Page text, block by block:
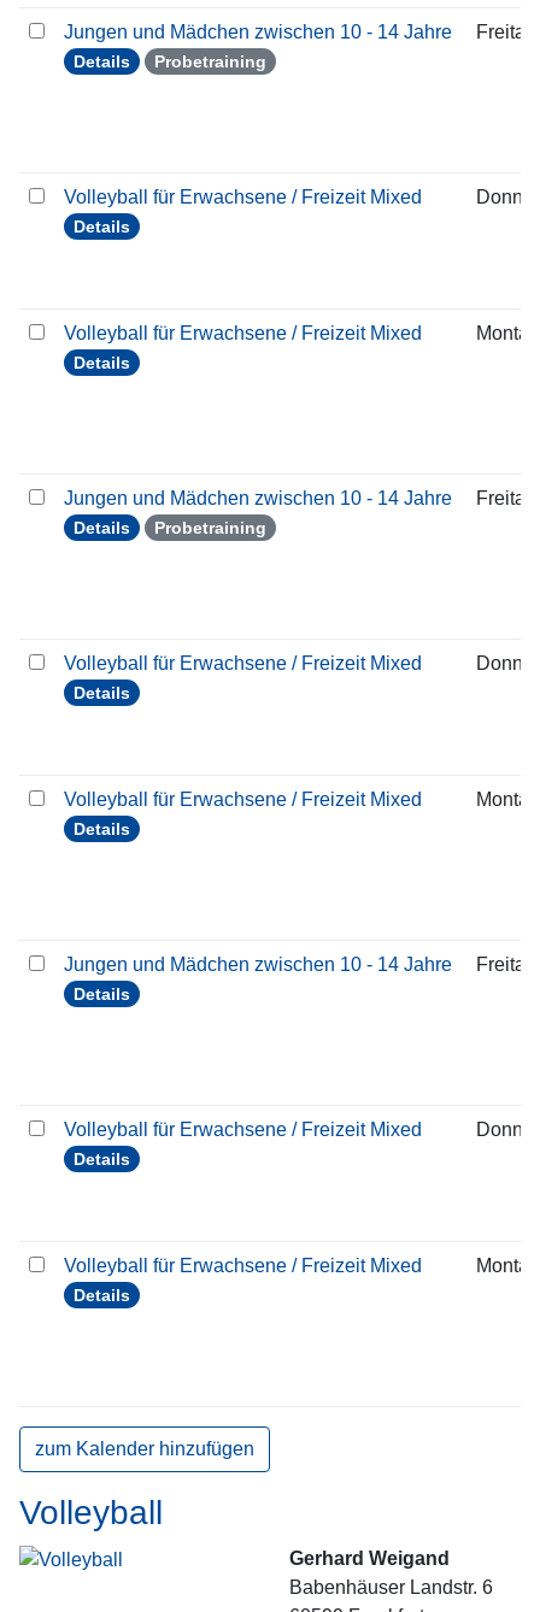
Jungen und Mädchen zwischen 10 - 14 Jahre
Details Probetraining
Freitag
Volleyball für Erwachsene / Freizeit Mixed
Details
Volleyball für Erwachsene / Freizeit Mixed
Details
Montag
Jungen und Mädchen zwischen 10 - 14 Jahre
Details Probetraining
Freitag
Volleyball für Erwachsene / Freizeit Mixed
Details
Volleyball für Erwachsene / Freizeit Mixed
Details
Montag
Jungen und Mädchen zwischen 10 - 14 Jahre
Details
Freitag
Volleyball für Erwachsene / Freizeit Mixed
Details
Volleyball für Erwachsene / Freizeit Mixed
Details
Montag
zum Kalender hinzufügen
Volleyball
Gerhard Weigand
Babenhäuser Landstr. 6